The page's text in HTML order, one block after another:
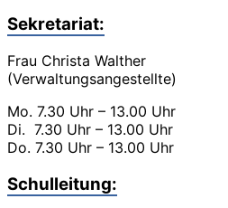
Sekretariat:
Frau Christa Walther
(Verwaltungsangestellte)
Mo. 7.30 Uhr – 13.00 Uhr
Di. 7.30 Uhr – 13.00 Uhr
Do. 7.30 Uhr – 13.00 Uhr
Schulleitung: